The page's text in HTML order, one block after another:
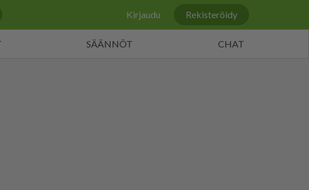
Kirjaudu Rekisteröidy
SÄÄNNÖT CHAT